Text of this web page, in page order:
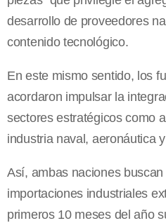
desarrollo de proveedores
contenido tecnológico.
En este mismo sentido, los
acordaron impulsar la
sectores estratégicos como
industria naval, aeronáutica
Así, ambas naciones
importaciones industriales
primeros 10 meses del año